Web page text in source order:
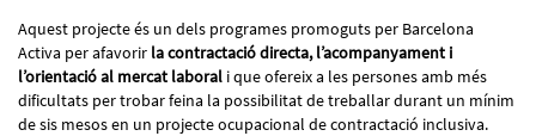
Aquest projecte és un dels programes promoguts per Barcelona
Activa per afavorir la contractació directa, l’acompanyament i
l’orientació al mercat laboral i que ofereix a les persones amb més
dificultats per trobar feina la possibilitat de treballar durant un mínim
de sis mesos en un projecte ocupacional de contractació inclusiva.